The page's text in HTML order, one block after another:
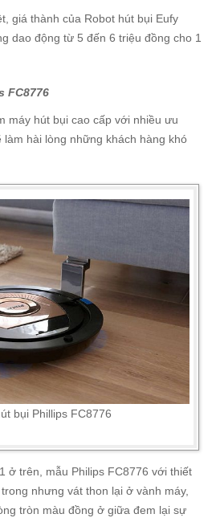
giá thành của Robot hút bụi Eufy
dao động từ 5 đến 6 triệu đồng cho 1
FC8776
máy hút bụi cao cấp với nhiều ưu
làm hài lòng những khách hàng khó
bụi Phillips FC8776
ở trên, mẫu Philips FC8776 với thiết
nhưng vát thon lại ở vành máy,
tròn màu đồng ở giữa đem lại sự